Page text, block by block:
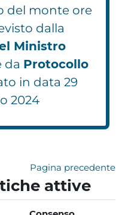
del monte ore
dalla
Ministro
da Protocollo
in data 29
2024
Pagina precedente
attive